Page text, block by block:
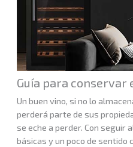
Guía para
Un buen vino, si no lo
perderá parte de sus
se eche a perder. Con seguir
básicas y un poco de sentido